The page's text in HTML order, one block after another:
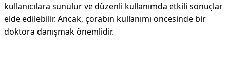
kullanıcılara sunulur ve düzenli kullanımda etkili sonuçlar
elde edilebilir. Ancak, çorabın kullanımı öncesinde bir
doktora danışmak önemlidir.